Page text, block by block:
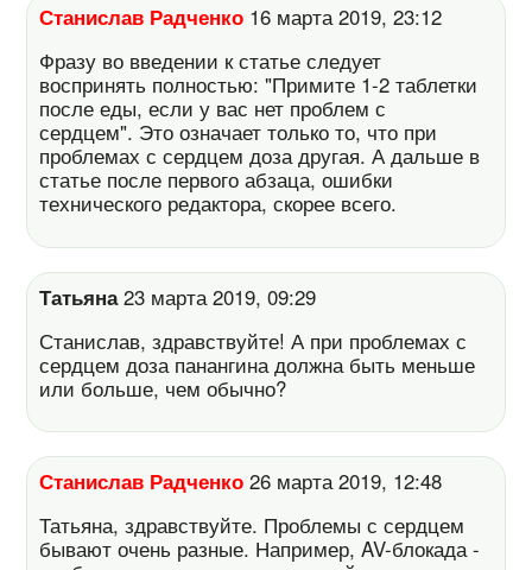
Станислав Радченко 16 марта 2019, 23:12
Фразу во введении к статье следует
воспринять полностью: "Примите 1-2 таблетки
после еды, если у вас нет проблем с
сердцем". Это означает только то, что при
проблемах с сердцем доза другая. А дальше в
статье после первого абзаца, ошибки
технического редактора, скорее всего.
Татьяна23 марта 2019, 09:29
Станислав, здравствуйте! А при проблемах с
сердцем доза панангина должна быть меньше
или больше, чем обычно?
Станислав Радченко 26 марта 2019, 12:48
Татьяна, здравствуйте. Проблемы с сердцем
бывают очень разные. Например, AV-блокада -